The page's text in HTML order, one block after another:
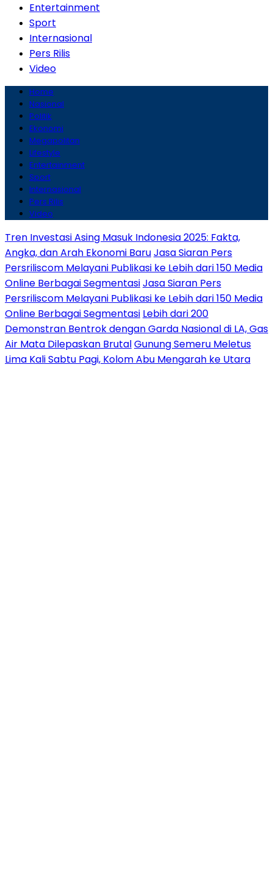
Entertainment
Sport
Internasional
Pers Rilis
Video
Home
Nasional
Politik
Ekonomi
Megapolitan
Lifestyle
Entertainment
Sport
Internasional
Pers Rilis
Video
Tren Investasi Asing Masuk Indonesia 2025: Fakta,
Angka, dan Arah Ekonomi BaruJasa Siaran Pers
Persriliscom Melayani Publikasi ke Lebih dari 150 Media
Online Berbagai SegmentasiJasa Siaran Pers
Persriliscom Melayani Publikasi ke Lebih dari 150 Media
Online Berbagai Segmentasi Lebih dari 200
Demonstran Bentrok dengan Garda Nasional di LA, Gas
Air Mata Dilepaskan BrutalGunung Semeru Meletus
Lima Kali Sabtu Pagi, Kolom Abu Mengarah ke Utara